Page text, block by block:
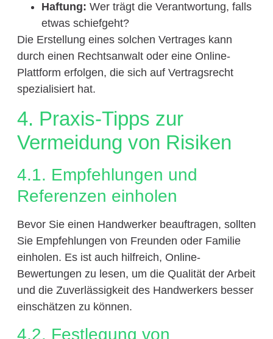
Haftung: Wer trägt die Verantwortung, falls
etwas schiefgeht?
Die Erstellung eines solchen Vertrages kann
durch einen Rechtsanwalt oder eine Online-
Plattform erfolgen, die sich auf Vertragsrecht
spezialisiert hat.
4. Praxis-Tipps zur
Vermeidung von Risiken
4.1. Empfehlungen und
Referenzen einholen
Bevor Sie einen Handwerker beauftragen, sollten
Sie Empfehlungen von Freunden oder Familie
einholen. Es ist auch hilfreich, Online-
Bewertungen zu lesen, um die Qualität der Arbeit
und die Zuverlässigkeit des Handwerkers besser
einschätzen zu können.
4.2. Festlegung von